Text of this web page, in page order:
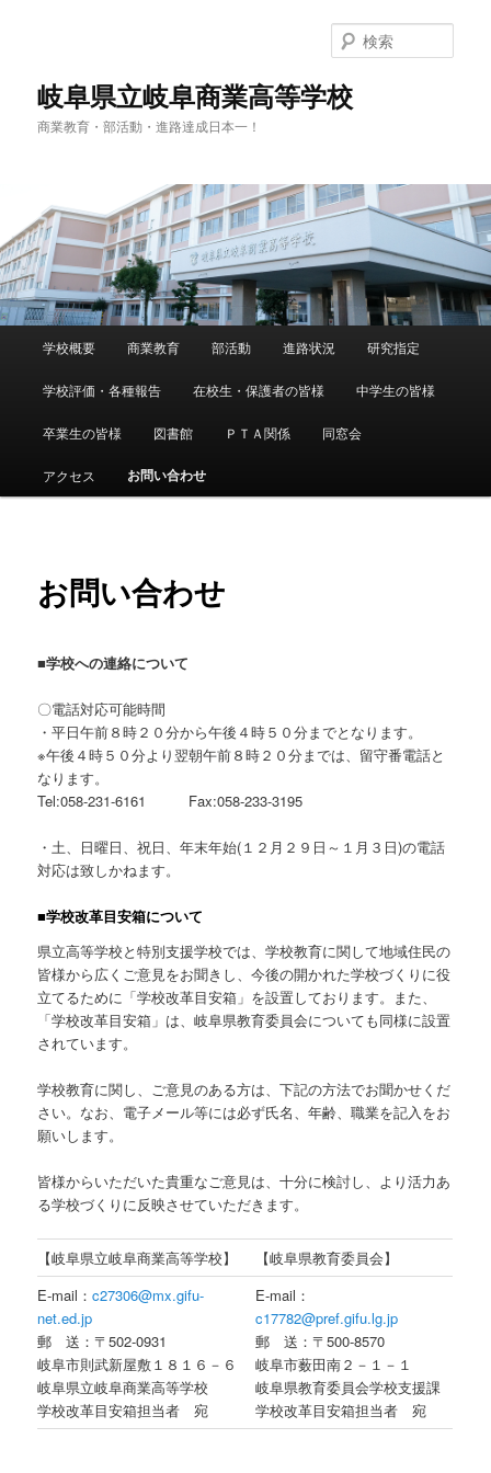
岐阜県立岐阜商業高等学校
商業教育・部活動・進路達成日本一！
索
メ
イ
ン
コ
テ
へ
移
学校概要 商業教育 部活動 進路状況 研究指定
学校評価・各種報告 在校生・保護者の皆様 中学生の皆様
卒業生の皆様 図書館 ＰＴＡ関係 同窓会
アクセス お問い合わせ
お問い合わせ
■学校への連絡について
〇電話対応可能時間
・平日午前８時２０分から午後４時５０分までとなります。
※午後４時５０分より翌朝午前８時２０分までは、留守番電話と
なります。
Tel:058-231-6161 Fax:058-233-3195
・土、日曜日、祝日、年末年始(１２月２９日～１月３日)の電話
対応は致しかねます。
■学校改革目安箱について
県立高等学校と特別支援学校では、学校教育に関して地域住民の
皆様から広くご意見をお聞きし、今後の開かれた学校づくりに役
立てるために「学校改革目安箱」を設置しております。また、
「学校改革目安箱」は、岐阜県教育委員会についても同様に設置
されています。
学校教育に関し、ご意見のある方は、下記の方法でお聞かせくだ
さい。なお、電子メール等には必ず氏名、年齢、職業を記入をお
願いします。
皆様からいただいた貴重なご意見は、十分に検討し、より活力あ
る学校づくりに反映させていただきます。
【岐阜県立岐阜商業高等学校】
【岐阜県教育委員会】
E-mail：c27306@mx.gifu-
net.ed.jp
郵 送：〒502-0931
岐阜市則武新屋敷１８１６－６
岐阜県立岐阜商業高等学校
学校改革目安箱担当者 宛
E-mail：
c17782@pref.gifu.lg.jp
郵 送：〒500-8570
岐阜市薮田南２－１－１
岐阜県教育委員会学校支援課
学校改革目安箱担当者 宛